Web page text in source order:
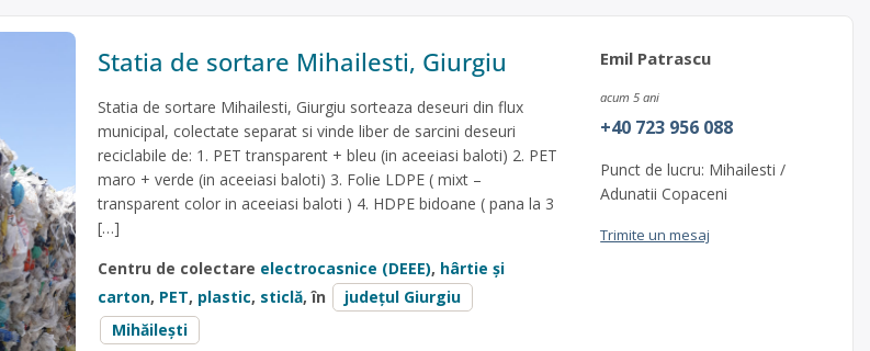
Statia de sortare Mihailesti, Giurgiu
Statia de sortare Mihailesti, Giurgiu sorteaza deseuri din flux
municipal, colectate separat si vinde liber de sarcini deseuri
reciclabile de: 1. PET transparent + bleu (in aceeiasi baloti) 2. PET
maro + verde (in aceeiasi baloti) 3. Folie LDPE ( mixt –
transparent color in aceeiasi baloti ) 4. HDPE bidoane ( pana la 3
[…]
Centru de colectare electrocasnice (DEEE), hârtie și
carton, PET, plastic, sticlă, în
județul Giurgiu
Mihăilești
Emil Patrascu
acum 5 ani
+40 723 956 088
Punct de lucru: Mihailesti /
Adunatii Copaceni
Trimite un mesaj